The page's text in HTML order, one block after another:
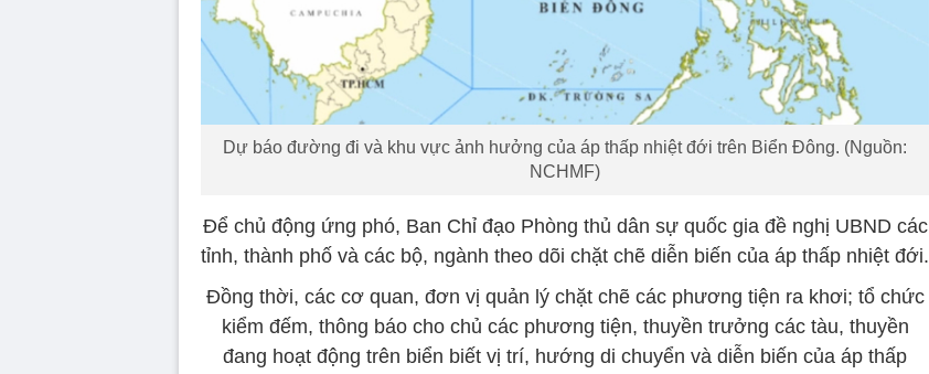
Dự báo đường đi và khu vực ảnh hưởng của áp thấp nhiệt đới trên Biển Đông. (Nguồn:
NCHMF)
Để chủ động ứng phó, Ban Chỉ đạo Phòng thủ dân sự quốc gia đề nghị UBND các
tỉnh, thành phố và các bộ, ngành theo dõi chặt chẽ diễn biến của áp thấp nhiệt đới.
Đồng thời, các cơ quan, đơn vị quản lý chặt chẽ các phương tiện ra khơi; tổ chức
kiểm đếm, thông báo cho chủ các phương tiện, thuyền trưởng các tàu, thuyền
đang hoạt động trên biển biết vị trí, hướng di chuyển và diễn biến của áp thấp